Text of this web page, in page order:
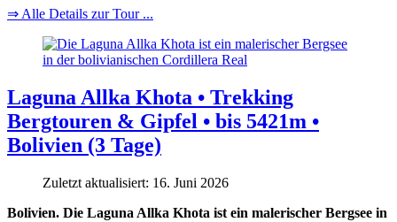
⇒ Alle Details zur Tour ...
Laguna Allka Khota • Trekking
Bergtouren & Gipfel • bis 5421m •
Bolivien (3 Tage)
Zuletzt aktualisiert: 16. Juni 2026
Bolivien. Die Laguna Allka Khota ist ein malerischer Bergsee in